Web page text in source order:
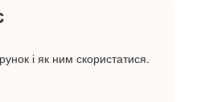
і як ним скористатися.